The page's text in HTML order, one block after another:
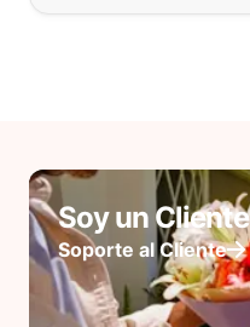
Soy un Cliente
Soporte al Cliente